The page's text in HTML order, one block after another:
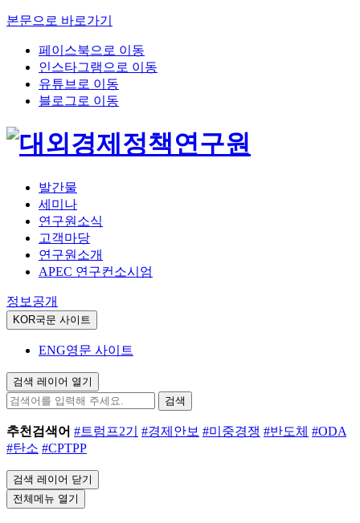
본문으로 바로가기
페이스북으로 이동
인스타그램으로 이동
유튜브로 이동
블로그로 이동
발간물
세미나
연구원소식
고객마당
연구원소개
APEC 연구컨소시엄
정보공개
KOR국문 사이트
ENG영문 사이트
검색 레이어 열기
검색
추천검색어 #트럼프2기 #경제안보 #미중경쟁 #반도체 #ODA
#탄소 #CPTPP
검색 레이어 닫기
전체메뉴 열기